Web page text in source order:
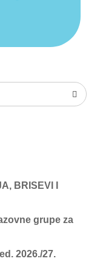
BRISEVI I
grupe za
2026./27.